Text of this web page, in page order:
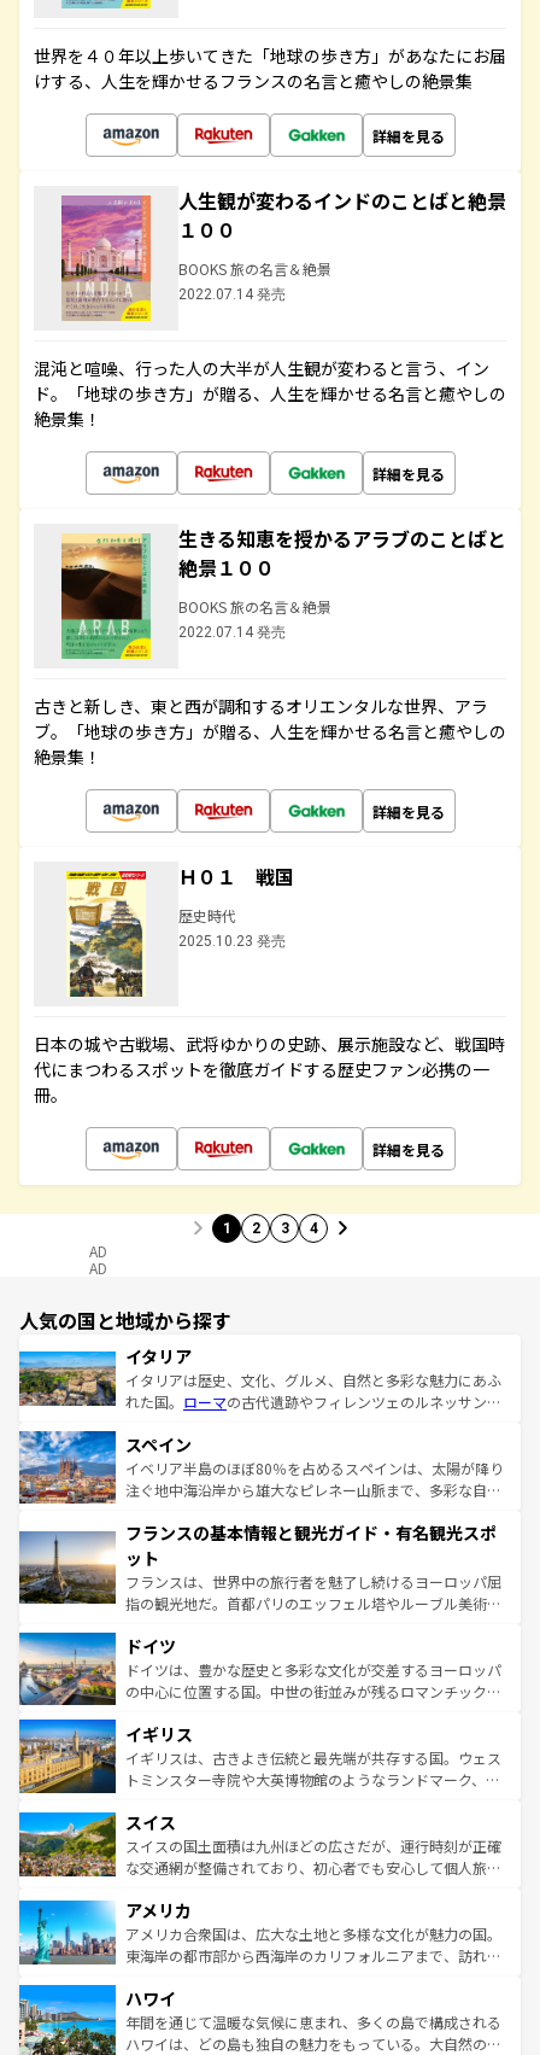
世界を４０年以上歩いてきた「地球の歩き方」があなたにお届
けする、人生を輝かせるフランスの名言と癒やしの絶景集
詳細を見る
人生観が変わるインドのことばと絶景
１００
BOOKS 旅の名言＆絶景
2022.07.14 発売
混沌と喧噪、行った人の大半が人生観が変わると言う、イン
ド。「地球の歩き方」が贈る、人生を輝かせる名言と癒やしの
絶景集！
詳細を見る
生きる知恵を授かるアラブのことばと
絶景１００
BOOKS 旅の名言＆絶景
2022.07.14 発売
古きと新しき、東と西が調和するオリエンタルな世界、アラ
ブ。「地球の歩き方」が贈る、人生を輝かせる名言と癒やしの
絶景集！
詳細を見る
Ｈ０１ 戦国
歴史時代
2025.10.23 発売
日本の城や古戦場、武将ゆかりの史跡、展示施設など、戦国時
代にまつわるスポットを徹底ガイドする歴史ファン必携の一
冊。
詳細を見る
1 2 3 4
AD
AD
人気の国と地域から探す
イタリア
イタリアは歴史、文化、グルメ、自然と多彩な魅力にあふ
れた国。 ローマの古代遺跡やフィレンツェのルネッサンス
ろん、トスカーナの美しい田園風景やアマルフィ海岸の絶
景など、自然景観も見逃せない。観光の合間には、本場の
ピザやパスタなど、絶品のイタリア料理を堪能することも
ませてくれるイタリアで、忘れられない旅をしてみよう！
なお、新着のイタリア情報は
しい。
スペイン
イベリア半島のほぼ80％を占めるスペインは、太陽が降り
注ぐ地中海沿岸から雄大なピレネー山脈まで、多彩な自然
文化が根付くこの国では、情熱的なフラメンコ、熱気あふ
れる闘牛、そして美味しいタパスが生活の一部となってい
る。首都マドリードの洗練された雰囲気や、バルセロナの
アートに溢れた街角から、地方では古代ローマ遺跡や中世
せる。地方によって風土や気候が異なるスペインはその個
性で訪れる人を魅了する。 なお、新着のスペイン情報は コ
ンテンツ一覧を参照してほしい。
フランスの基本情報と観光ガイド・有名観光スポ
ット
フランスは、世界中の旅行者を魅了し続けるヨーロッパ屈
指の観光地だ。首都パリのエッフェル塔やルーブル美術館
で、幅広い魅力が詰まっている。華麗な宮殿、歴史的な大
聖堂、美しいビーチ、そして豊かな自然が、訪れる者を心
から魅了する。また、フランスは美食の国としても知ら
いる。シャンパンの発祥地であるランス、プロヴァンスの
香り高いラベンダー畑など、多彩な楽しみ方が可能だ。さ
らに、パリ以外の地域にも魅力が溢れており、どの街角に
れる地方に足を運ぶとそれぞれで全く異なる文化を体験で
きるだろう。 なお、新着のフランス情報はコンテンツ一覧
を参照してほしい。
ドイツ
ドイツは、豊かな歴史と多彩な文化が交差するヨーロッパ
の中心に位置する国。中世の街並みが残るロマンチック街
顔を持つこの国は、どこを歩いても飽きることがない。ベ
ルリンの文化的活気、バイエルン州のアルプスの絶景、そ
してライン川沿いのワイン畑といった風景は必見。ビール
は、お酒好きな人にはぜひ体験してほしい。 なお、新着の
ドイツ情報はコンテンツ一覧を参照してほしい。
イギリス
イギリスは、古きよき伝統と最先端が共存する国。ウェス
トミンスター寺院や大英博物館のようなランドマーク、歴
リアごとに異なる魅力がある。また、優雅なアフタヌーン
ティー、ビール好きにはたまらない英国パブ、サッカー観
戦など、本場だからこそできる体験も豊富。イギリスを旅
ンツ一覧を参照してほしい。
スイス
スイスの国土面積は九州ほどの広さだが、運行時刻が正確
な交通網が整備されており、初心者でも安心して個人旅行
の建物がそのまま残る町や、スイスならではのユニークな
博物館もあり、アルプス観光だけでなく町歩きも満喫する
ことができる。国民の所得が高いため物価も高いが、旅行
ば市内交通費無料で観光を楽しむこともできる。 なお、新
着のスイス情報はコンテンツ一覧 を参照してほしい。
アメリカ
アメリカ合衆国は、広大な土地と多様な文化が魅力の国。
東海岸の都市部から西海岸のカリフォルニアまで、訪れる
のような巨大都市は、観光、ショッピング、エンターテイ
ンメントが詰まった刺激的なスポットだ。一方、アメリカ
西部には大自然が広がり、グランドキャニオンやイエロー
ハワイ
年間を通じて温暖な気候に恵まれ、多くの島で構成される
ハワイは、どの島も独自の魅力をもっている。大自然の神